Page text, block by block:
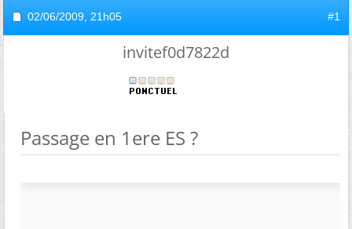
02/06/2009, 21h05 #1
invitef0d7822d
Passage en 1ere ES ?